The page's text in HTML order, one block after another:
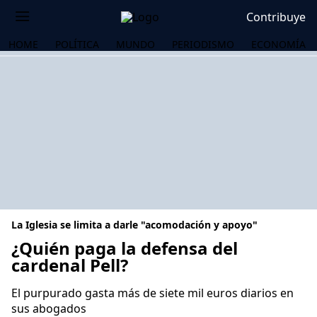
Contribuye
HOME POLÍTICA MUNDO PERIODISMO ECONOMÍA
La Iglesia se limita a darle "acomodación y apoyo"
¿Quién paga la defensa del
cardenal Pell?
El purpurado gasta más de siete mil euros diarios en
sus abogados